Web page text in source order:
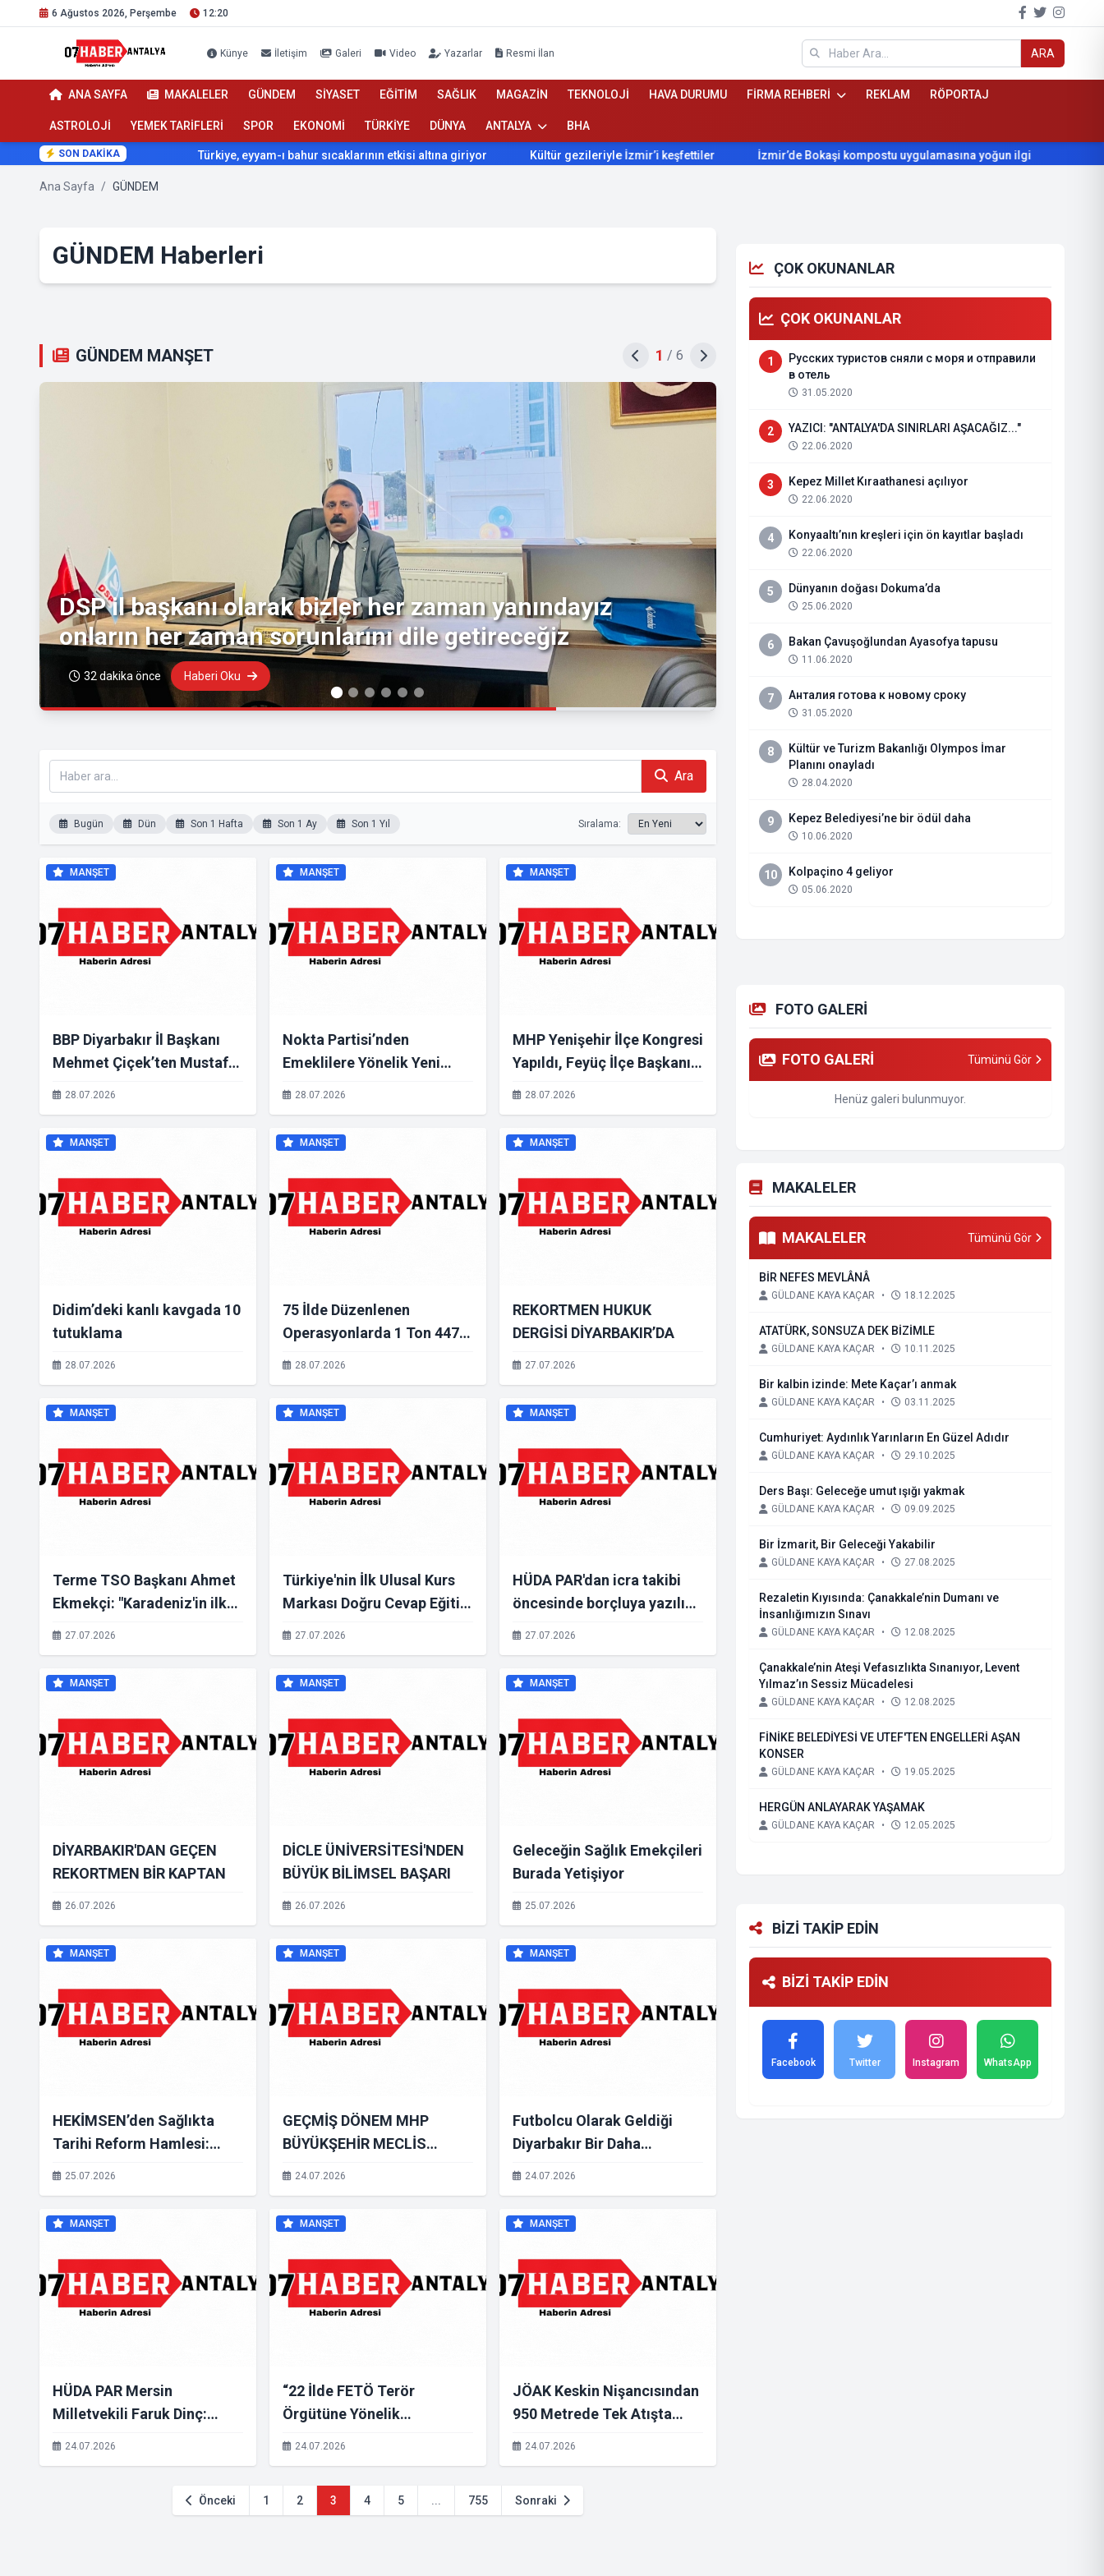
6 Ağustos 2026, Perşembe 12:20
Künye İletişim Galeri Video Yazarlar Resmi İlan ARA
ANA SAYFA MAKALELER GÜNDEM SİYASET EĞİTİM SAĞLIK MAGAZİN TEKNOLOJİ HAVA DURUMU FİRMA REHBERİ REKLAM RÖPORTAJ
ASTROLOJİ YEMEK TARİFLERİ SPOR EKONOMİ TÜRKİYE DÜNYA ANTALYA BHA
SON DAKİKA Türkiye, eyyam-ı bahur sıcaklarının etkisi altına giriyor Kültür gezileriyle İzmir’i keşfettiler İzmir’de Bokaşi kompostu uygulamasına yoğun ilgi Beydağ’ın
Ana Sayfa / GÜNDEM
GÜNDEM Haberleri
GÜNDEM MANŞET 1 / 6
DSP il başkanı olarak bizler her zaman yanındayız
onların her zaman sorunlarını dile getireceğiz
32 dakika önce Haberi Oku
Azerbaycanlı ünlü yoga hocası
Okuyucular İçin İçsel Bir
Ara
Bugün Dün Son 1 Hafta Son 1 Ay Son 1 Yıl Sıralama:
MANŞET
BBP Diyarbakır İl Başkanı
Mehmet Çiçek’ten Mustafa
Destici’ye Diyarbakır
28.07.2026
MANŞET
Nokta Partisi’nden
Emeklilere Yönelik Yeni
Destek Projesi: “Emekli
Olmayacak”
28.07.2026
MANŞET
MHP Yenişehir İlçe Kongresi
Yapıldı, Feyüç İlçe Başkanı
Seçildi
28.07.2026
MANŞET
Didim’deki kanlı kavgada 10
tutuklama
28.07.2026
MANŞET
75 İlde Düzenlenen
Operasyonlarda 1 Ton 447
Kg Uyuşturucu Madde ve
Uyuşturucu Hap Ele
Geçirildi
28.07.2026
MANŞET
REKORTMEN HUKUK
DERGİSİ DİYARBAKIR’DA
27.07.2026
MANŞET
Terme TSO Başkanı Ahmet
Ekmekçi: "Karadeniz'in ilk
Süs Bitkileri Organize
kuruluyor"
27.07.2026
MANŞET
Türkiye'nin İlk Ulusal Kurs
Markası Doğru Cevap Eğitim
Kurumları'ndan Çifte Gurur:
YKS'de İlk 1000'e Giren 8
Öğrenci
27.07.2026
MANŞET
HÜDA PAR'dan icra takibi
öncesinde borçluya yazılı
bildirim zorunluluğu getiren
27.07.2026
MANŞET
DİYARBAKIR'DAN GEÇEN
REKORTMEN BİR KAPTAN
26.07.2026
MANŞET
DİCLE ÜNİVERSİTESİ'NDEN
BÜYÜK BİLİMSEL BAŞARI
26.07.2026
MANŞET
Geleceğin Sağlık Emekçileri
Burada Yetişiyor
25.07.2026
MANŞET
HEKİMSEN’den Sağlıkta
Tarihi Reform Hamlesi:
Hekimlik Meslek Yasası
25.07.2026
MANŞET
GEÇMİŞ DÖNEM MHP
BÜYÜKŞEHİR MECLİS
SÖZCÜSÜ İHSAN
"MİNEATÜRKİSTAN"
ÇAĞRISI: "BURSA TÜRK
DÜNYASININ BULUŞMA
NOKTASI OLMALIDIR"
24.07.2026
MANŞET
Futbolcu Olarak Geldiği
Diyarbakır Bir Daha
Ayrılmayan Samsunlu
Yıllık Hikayesi
24.07.2026
MANŞET
HÜDA PAR Mersin
Milletvekili Faruk Dinç:
Kumarbazlar iyilik meleği
24.07.2026
MANŞET
“22 İlde FETÖ Terör
Örgütüne Yönelik
Düzenlenen Operasyonlarda
24.07.2026
MANŞET
JÖAK Keskin Nişancısından
950 Metrede Tek Atışta
Tam İsabet
24.07.2026
Önceki 1 2 3 4 5 ... 755 Sonraki
ÇOK OKUNANLAR
ÇOK OKUNANLAR
1
Русских туристов сняли с моря и отправили
в отель
31.05.2020
2 YAZICI: "ANTALYA'DA SINIRLARI AŞACAĞIZ..."
22.06.2020
3 Kepez Millet Kıraathanesi açılıyor
22.06.2020
4 Konyaaltı’nın kreşleri için ön kayıtlar başladı
22.06.2020
5 Dünyanın doğası Dokuma’da
25.06.2020
6 Bakan Çavuşoğlundan Ayasofya tapusu
11.06.2020
7 Анталия готова к новому сроку
31.05.2020
8
Kültür ve Turizm Bakanlığı Olympos İmar
Planını onayladı
28.04.2020
9 Kepez Belediyesi’ne bir ödül daha
10.06.2020
10 Kolpaçino 4 geliyor
05.06.2020
FOTO GALERİ
FOTO GALERİ Tümünü Gör
Henüz galeri bulunmuyor.
MAKALELER
MAKALELER Tümünü Gör
BİR NEFES MEVLÂNÂ
GÜLDANE KAYA KAÇAR • 18.12.2025
ATATÜRK, SONSUZA DEK BİZİMLE
GÜLDANE KAYA KAÇAR • 10.11.2025
Bir kalbin izinde: Mete Kaçar’ı anmak
GÜLDANE KAYA KAÇAR • 03.11.2025
Cumhuriyet: Aydınlık Yarınların En Güzel Adıdır
GÜLDANE KAYA KAÇAR • 29.10.2025
Ders Başı: Geleceğe umut ışığı yakmak
GÜLDANE KAYA KAÇAR • 09.09.2025
Bir İzmarit, Bir Geleceği Yakabilir
GÜLDANE KAYA KAÇAR • 27.08.2025
Rezaletin Kıyısında: Çanakkale’nin Dumanı ve
İnsanlığımızın Sınavı
GÜLDANE KAYA KAÇAR • 12.08.2025
Çanakkale’nin Ateşi Vefasızlıkta Sınanıyor, Levent
Yılmaz’ın Sessiz Mücadelesi
GÜLDANE KAYA KAÇAR • 12.08.2025
FİNİKE BELEDİYESİ VE UTEF'TEN ENGELLERİ AŞAN
KONSER
GÜLDANE KAYA KAÇAR • 19.05.2025
HERGÜN ANLAYARAK YAŞAMAK
GÜLDANE KAYA KAÇAR • 12.05.2025
BİZİ TAKİP EDİN
BİZİ TAKİP EDİN
Facebook Twitter Instagram WhatsApp